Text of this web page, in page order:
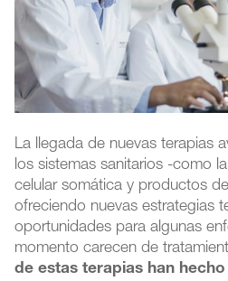
La llegada de nuevas terapias
los sistemas sanitarios -como
celular somática y productos
ofreciendo nuevas estrategias
oportunidades para algunas
momento carecen de
de estas terapias han